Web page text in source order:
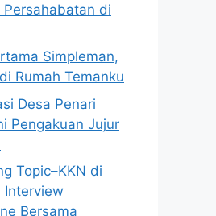
di
Simpleman,
Rumah Temanku
Desa Penari
Pengakuan Jujur
Topic–KKN di
Interview
Bersama